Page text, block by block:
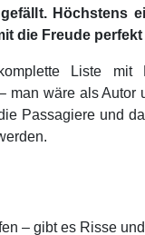
Höchstens
die Freude
Liste mit
man wäre als
Passagiere und
– gibt es Risse